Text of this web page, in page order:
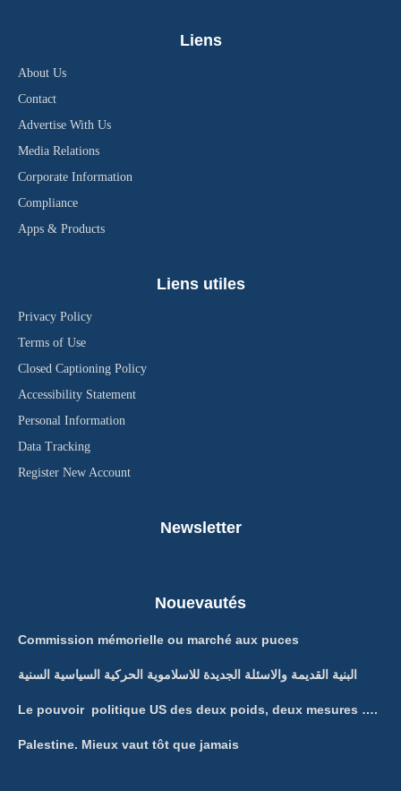
Liens
About Us
Contact
Advertise With Us
Media Relations
Corporate Information
Compliance
Apps & Products
Liens utiles
Privacy Policy
Terms of Use
Closed Captioning Policy
Accessibility Statement
Personal Information
Data Tracking
Register New Account
Newsletter
Nouevautés
Commission mémorielle ou marché aux puces
البنية القديمة والاسئلة الجديدة للاسلاموية الحركية السياسية السنية
Le pouvoir politique US des deux poids, deux mesures ….
Palestine. Mieux vaut tôt que jamais